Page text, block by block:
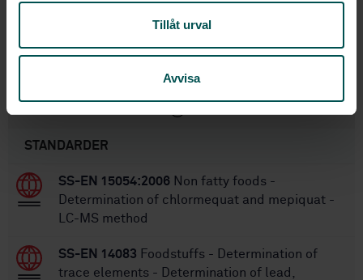
Tillåt urval
Avvisa
Utgåva: 1
2007-02-04
Antal sidor:20
Inom samma område
STANDARDER
SS-EN 15054:2006 Non fatty foods -
Determination of chlormequat and mepiquat -
LC-MS method
SS-EN 14083 Foodstuffs - Determination of
trace elements - Determination of lead,